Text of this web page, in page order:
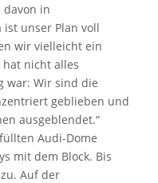
davon in
ist unser Plan voll
wir vielleicht ein
nicht alles
war: Wir sind die
geblieben und
ausgeblendet.“
Audi-Dome
mit dem Block. Bis
Auf der